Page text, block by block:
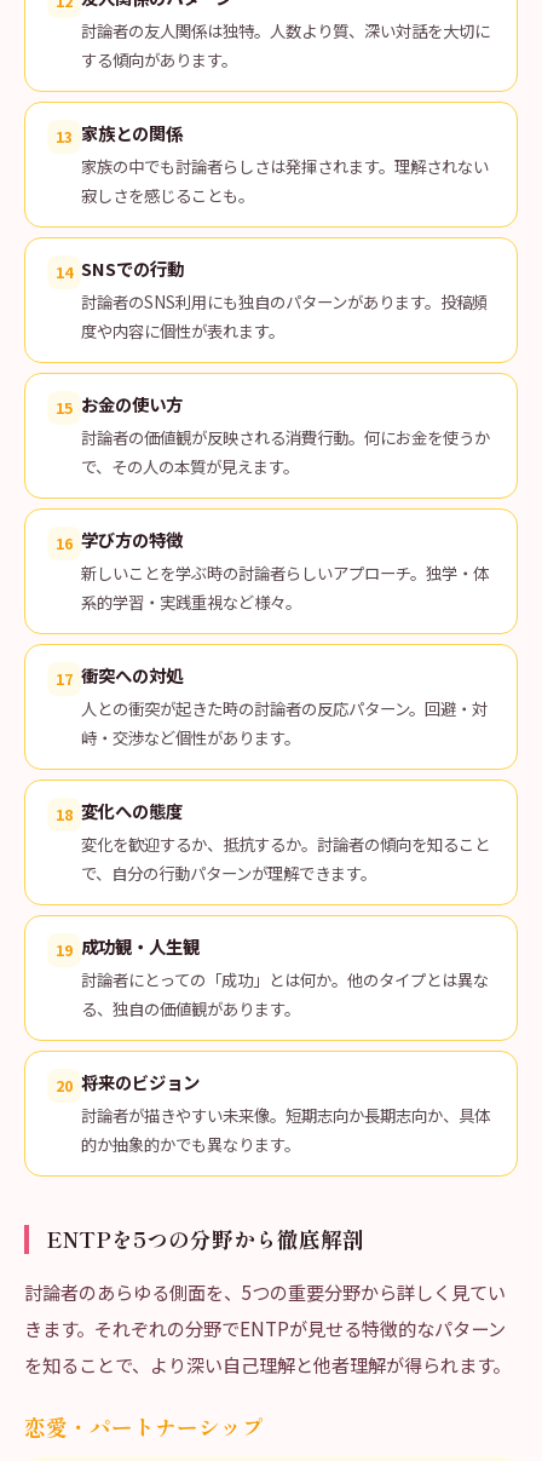
討論者の友人関係は独特。人数より質、深い対話を大切に
する傾向があります。
13 家族との関係
家族の中でも討論者らしさは発揮されます。理解されない
寂しさを感じることも。
14 SNSでの行動
討論者のSNS利用にも独自のパターンがあります。投稿頻
度や内容に個性が表れます。
15 お金の使い方
討論者の価値観が反映される消費行動。何にお金を使うか
で、その人の本質が見えます。
16 学び方の特徴
新しいことを学ぶ時の討論者らしいアプローチ。独学・体
系的学習・実践重視など様々。
17 衝突への対処
人との衝突が起きた時の討論者の反応パターン。回避・対
峙・交渉など個性があります。
18 変化への態度
変化を歓迎するか、抵抗するか。討論者の傾向を知ること
で、自分の行動パターンが理解できます。
19 成功観・人生観
討論者にとっての「成功」とは何か。他のタイプとは異な
る、独自の価値観があります。
20 将来のビジョン
討論者が描きやすい未来像。短期志向か長期志向か、具体
的か抽象的かでも異なります。
ENTPを5つの分野から徹底解剖
討論者のあらゆる側面を、5つの重要分野から詳しく見てい
きます。それぞれの分野でENTPが見せる特徴的なパターン
を知ることで、より深い自己理解と他者理解が得られます。
恋愛・パートナーシップ